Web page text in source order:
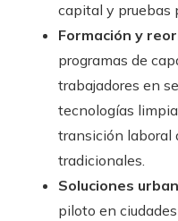
capital y pruebas
Formación y
programas de
trabajadores en
tecnologías
transición laboral
tradicionales.
Soluciones
piloto en